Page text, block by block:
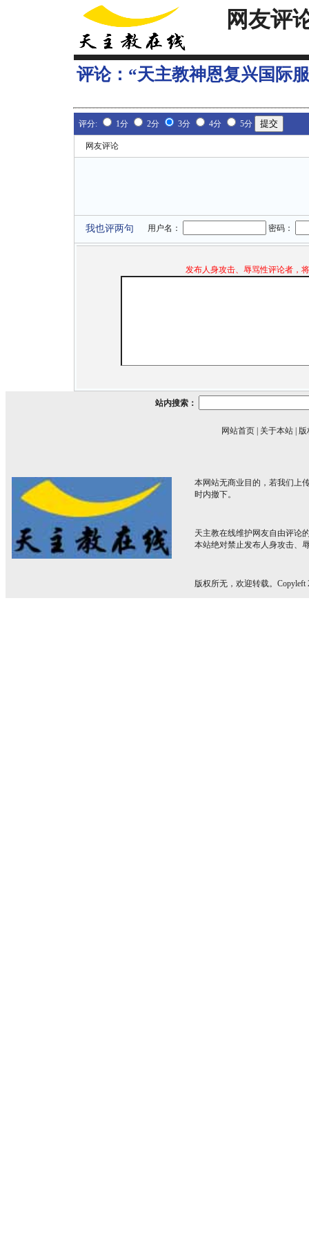
网友评
评论： “天主教神恩复兴国际
评分: 1分 2分 3分 4分 5分
网友评论
我也评两句 用户名： 密码：
发布人身攻击、辱骂性评论者，
站内搜索：
网站首页 关于本站 版
本网站无商业目的，若我们上
时内撤下。
天主教在线维护网友自由评论
本站绝对禁止发布人身攻击、
版权所无，欢迎转载。